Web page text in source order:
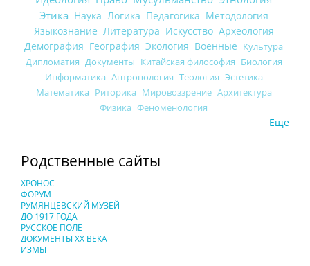
Этика Наука Логика Педагогика Методология
Языкознание Литература Искусство Археология
Демография География Экология Военные Культура
Дипломатия Документы Китайская философия Биология
Информатика Антропология Теология Эстетика
Математика Риторика Мировоззрение Архитектура
Физика Феноменология
Еще
Родственные сайты
ХРОНОС
ФОРУМ
РУМЯНЦЕВСКИЙ МУЗЕЙ
ДО 1917 ГОДА
РУССКОЕ ПОЛЕ
ДОКУМЕНТЫ XX ВЕКА
ИЗМЫ